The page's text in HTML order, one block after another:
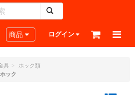
Toggle navigation
商品 ログイン
具
ホック類
ック